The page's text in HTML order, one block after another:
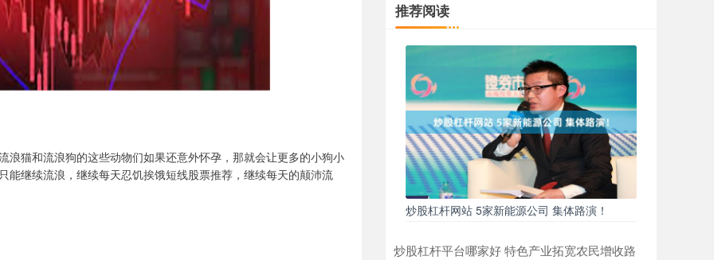
猫和流浪狗的这些动物们如果还意外怀孕，那就会让更多的小狗小
继续流浪，继续每天忍饥挨饿短线股票推荐，继续每天的颠沛流
推荐阅读
炒股杠杆网站 5家新能源公司 集体路演！
炒股杠杆平台哪家好 特色产业拓宽农民增收路